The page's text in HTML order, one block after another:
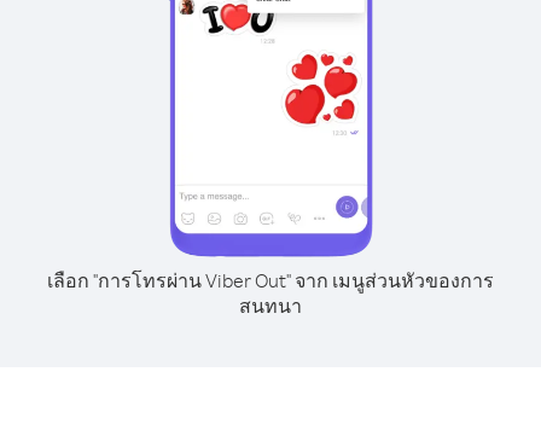
เลือก "การโทรผ่าน Viber Out" จาก เมนูส่วนหัวของการ
สนทนา